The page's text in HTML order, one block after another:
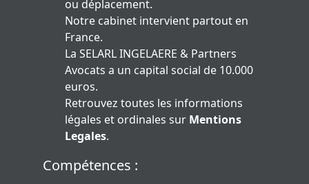
ou déplacement.
Notre cabinet intervient partout en
France.
La SELARL INGELAERE & Partners
Avocats a un capital social de 10.000
euros.
Retrouvez toutes les informations
légales et ordinales sur Mentions
Legales.
Compétences :